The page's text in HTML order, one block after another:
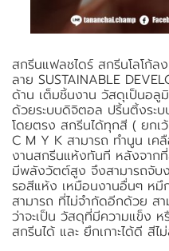
สกรีนแฟลชไดร์ สกรีนโลโก้
ลาย SUSTAINABLE
ด้าน เต็มชิ้นงาน วัสดุเป็นอลู
ด้วยระบบดิจิตอล ปริ้นติ้งระ
โดยตรง สกรีนได้ทุกสี ( ยก
C M Y K สามารถ ทำนูน เค
งานสกรีนแห้งทันที หลังจาก
มีพลังวัตต์สูง จึงสามารถจับ
รอสีแห้ง เหมือนงานอื่นๆ หมึ
สามารถ ที่ไม่จำกัดอีกด้วย สา
ว่าจะเป็น วัสดุที่มีความแข็ง
สกรีนได้ และ ยึกเกาะได้ดี สี